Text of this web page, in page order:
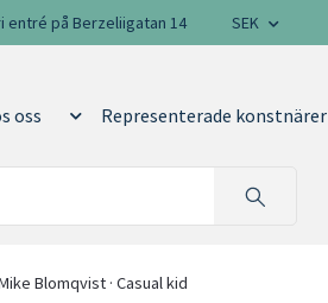
entré på Berzeliigatan 14 SEK
oss Representerade konstnärer
Blomqvist · Casual kid